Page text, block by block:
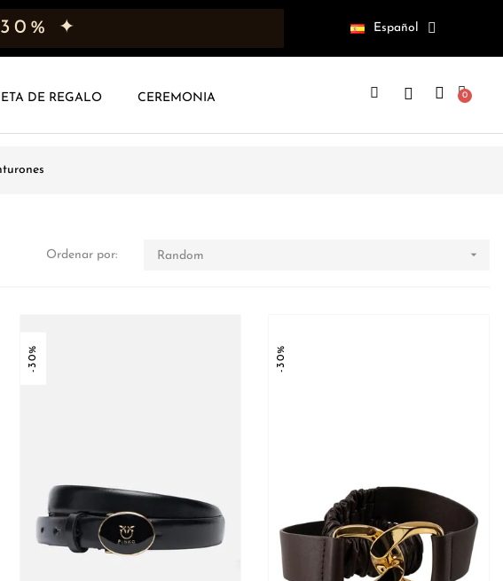
✦ Español
DE REGALO CEREMONIA
Ordenar por: Random 
-30% -30%